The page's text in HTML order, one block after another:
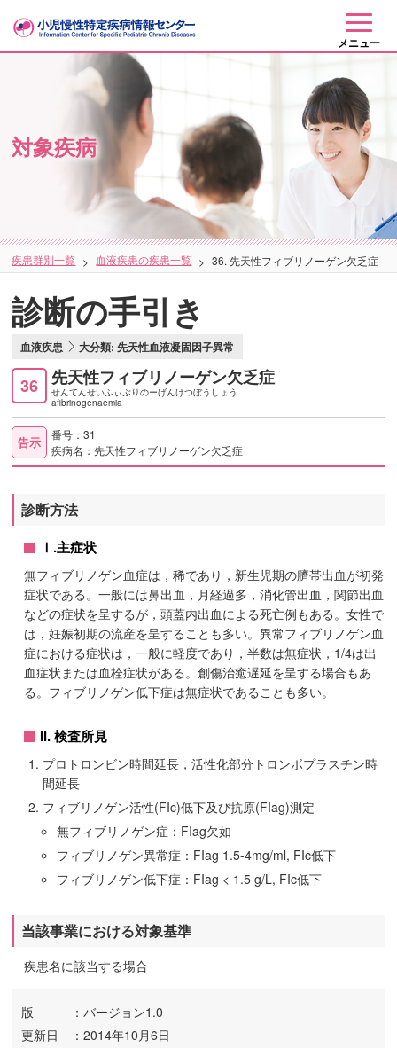
メニュー
対象疾病
疾患群別一覧 血液疾患の疾患一覧 36. 先天性フィブリノーゲン欠乏症
診断の手引き
血液疾患 大分類: 先天性血液凝固因子異常
36 先天性フィブリノーゲン欠乏症
せんてんせいふぃぶりのーげんけつぼうしょう
afibrinogenaemia
告示
番号：31
疾病名：先天性フィブリノーゲン欠乏症
診断方法
Ⅰ.主症状
無フィブリノゲン血症は，稀であり，新生児期の臍帯出血が初発
症状である。一般には鼻出血，月経過多，消化管出血，関節出血
などの症状を呈するが，頭蓋内出血による死亡例もある。女性で
は，妊娠初期の流産を呈することも多い。異常フィブリノゲン血
症における症状は，一般に軽度であり，半数は無症状，1/4は出
血症状または血栓症状がある。創傷治癒遅延を呈する場合もあ
る。フィブリノゲン低下症は無症状であることも多い。
II. 検査所見
プロトロンビン時間延長，活性化部分トロンボプラスチン時
間延長
フィブリノゲン活性(FIc)低下及び抗原(FIag)測定
無フィブリノゲン症：FIag欠如
フィブリノゲン異常症：FIag 1.5-4mg/ml, FIc低下
フィブリノゲン低下症：FIag < 1.5 g/L, FIc低下
当該事業における対象基準
疾患名に該当する場合
版
：バージョン1.0
更新日
：2014年10月6日